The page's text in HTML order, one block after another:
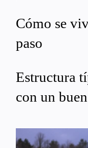
Cómo se
paso
Estructura
con un